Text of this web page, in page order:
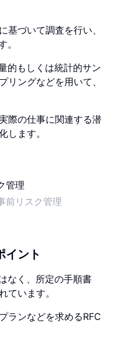
基づいて調査を行い、
。
的もしくは統計的サン
リングなどを用いて、
際の仕事に関連する潜
します。
前リスク管理
イント
なく、所定の手順書
ています。
ランなどを求めるRFC